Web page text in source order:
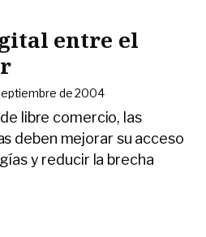
entre el
de 2004
libre comercio, las
deben mejorar su acceso
y reducir la brecha